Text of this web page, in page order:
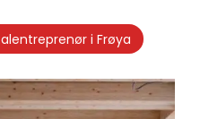
i Frøya